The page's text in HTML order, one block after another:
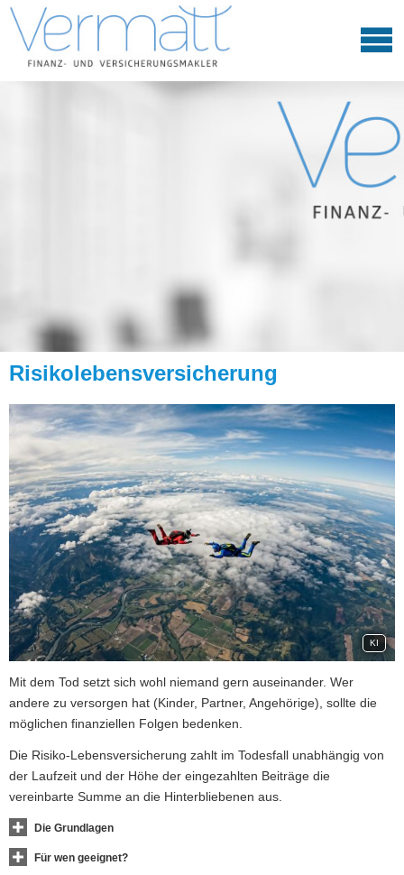
Risiko­lebens­ver­si­che­rung
KI
Mit dem Tod setzt sich wohl niemand gern auseinander. Wer
andere zu versorgen hat (Kinder, Partner, Angehörige), sollte die
möglichen finanziellen Folgen bedenken.
Die Risiko-Lebensversicherung zahlt im Todesfall unabhängig von
der Laufzeit und der Höhe der eingezahlten Beiträge die
vereinbarte Summe an die Hinterbliebenen aus.
Die Grundlagen
Für wen geeignet?